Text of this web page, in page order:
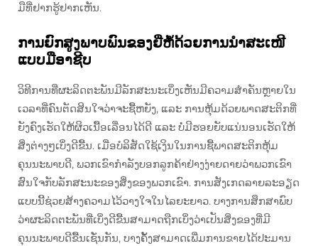
ມືທີ່ຢາກຮູ້ຢາກເຫັນ.
ການຍົກສູງພາບພົນຂອງຍີ່ຫໍ້ດ້ວຍການນຳສະເໜີ
ແບບມືອາຊີບ
ວິທີການທີ່ຜະລິດຕະພັນມີລັກສະນະເບິ່ງເຫັນມີຄວາມສຳຄັນຫຼາຍໃນ
ເວລາທີ່ຄົນຕັດສິນໃຈວ່າຈະຊື້ຫຍັງ, ແລະ ການຫຸ້ມດ້ວຍພາດສະຕິກທີ່
ຍັງຄົງເຮັດໃຫ້ຜິວເນື້ອເລື່ອນໄດ້ດີ ແລະ ບໍ່ມີຮອຍຍັບແນ່ນອນເຮັດໃຫ້
ສິ່ງຕ່າງໆເບິ່ງດີຂື້ນ. ເມື່ອບໍລິສັດໃຊ້ເງິນໃນການຊື້ພາດສະຕິກຫຸ້ມ
ຄຸນນະພາບດີ, ພວກເຂົາກຳລັງບອກລູກຄ້າຢ່າງງ່າຍດາຍວ່າພວກເຂົາ
ສົນໃຈກັບລັກສະນະຂອງສິ່ງຂອງພວກເຂົາ. ການສັງເກດລາຍລະອຽດ
ແບບນີ້ຊ່ວຍສ້າງຄວາມໄວ້ວາງໃຈໃນໄລຍະຍາວ. ບາງການສຶກສາພົບ
ວ່າຜະລິດຕະພັນທີ່ເບິ່ງດີຂື້ນສາມາດຖືກເບິ່ງວ່າເປັນສິ່ງຂອງທີ່ມີ
ຄຸນນະພາບດີຂື້ນເຊັ່ນກັນ, ບາງຄັ້ງສາມາດເພີ່ມການຂາຍໄດ້ປະມານ